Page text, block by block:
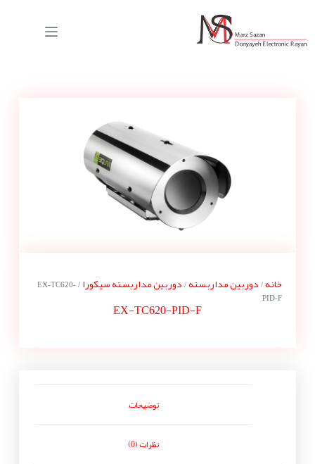
خانه/ دوربین مداربسته/ دوربین مداربسته سیکورا
/ EX-TC620-
PID-F
EX-TC620-PID-F
توضیحات
نظرات (0)